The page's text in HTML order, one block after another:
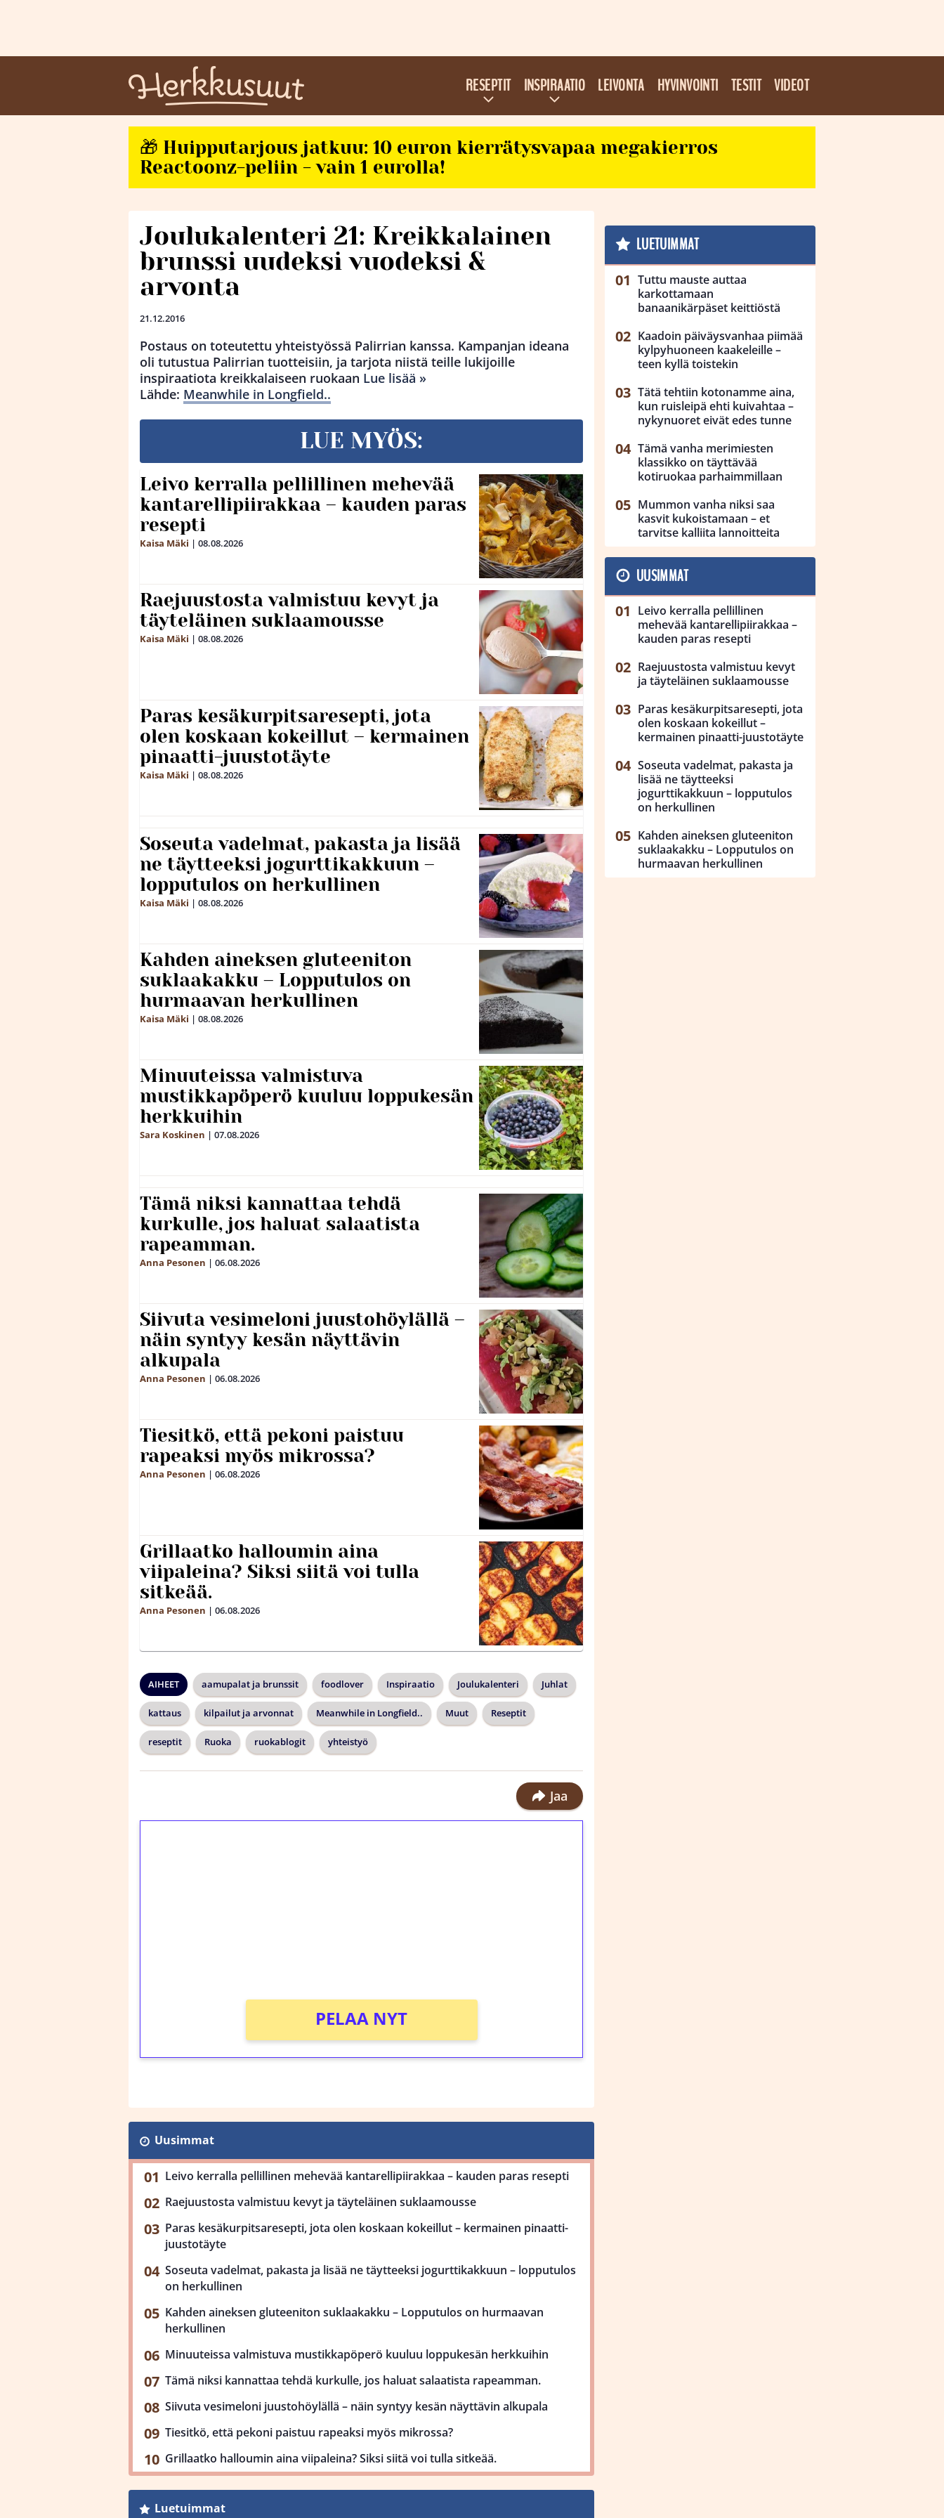
RESEPTIT INSPIRAATIO LEIVONTA HYVINVOINTI TESTIT VIDEOT
🎁 Huipputarjous jatkuu: 10 euron kierrätysvapaa megakierros
Reactoonz-peliin - vain 1 eurolla!
Joulukalenteri 21: Kreikkalainen
brunssi uudeksi vuodeksi &
arvonta
21.12.2016
Postaus on toteutettu yhteistyössä Palirrian kanssa. Kampanjan ideana
oli tutustua Palirrian tuotteisiin, ja tarjota niistä teille lukijoille
inspiraatiota kreikkalaiseen ruokaan Lue lisää »
Lähde: Meanwhile in Longfield..
LUE MYÖS:
Leivo kerralla pellillinen mehevää
kantarellipiirakkaa – kauden paras
resepti
Kaisa Mäki | 08.08.2026
Raejuustosta valmistuu kevyt ja
täyteläinen suklaamousse
Kaisa Mäki | 08.08.2026
Paras kesäkurpitsaresepti, jota
olen koskaan kokeillut – kermainen
pinaatti-juustotäyte
Kaisa Mäki | 08.08.2026
Soseuta vadelmat, pakasta ja lisää
ne täytteeksi jogurttikakkuun –
lopputulos on herkullinen
Kaisa Mäki | 08.08.2026
Kahden aineksen gluteeniton
suklaakakku – Lopputulos on
hurmaavan herkullinen
Kaisa Mäki | 08.08.2026
Minuuteissa valmistuva
mustikkapöperö kuuluu loppukesän
herkkuihin
Sara Koskinen | 07.08.2026
Tämä niksi kannattaa tehdä
kurkulle, jos haluat salaatista
rapeamman.
Anna Pesonen | 06.08.2026
Siivuta vesimeloni juustohöylällä –
näin syntyy kesän näyttävin
alkupala
Anna Pesonen | 06.08.2026
Tiesitkö, että pekoni paistuu
rapeaksi myös mikrossa?
Anna Pesonen | 06.08.2026
Grillaatko halloumin aina
viipaleina? Siksi siitä voi tulla
sitkeää.
Anna Pesonen | 06.08.2026
AIHEET aamupalat ja brunssit foodlover Inspiraatio Joulukalenteri Juhlat
kattaus kilpailut ja arvonnat Meanwhile in Longfield.. Muut Reseptit
reseptit Ruoka ruokablogit yhteistyö
Jaa
PELAA NYT
Uusimmat
Leivo kerralla pellillinen mehevää kantarellipiirakkaa – kauden paras resepti
Raejuustosta valmistuu kevyt ja täyteläinen suklaamousse
Paras kesäkurpitsaresepti, jota olen koskaan kokeillut – kermainen pinaatti-
juustotäyte
Soseuta vadelmat, pakasta ja lisää ne täytteeksi jogurttikakkuun – lopputulos
on herkullinen
Kahden aineksen gluteeniton suklaakakku – Lopputulos on hurmaavan
herkullinen
Minuuteissa valmistuva mustikkapöperö kuuluu loppukesän herkkuihin
Tämä niksi kannattaa tehdä kurkulle, jos haluat salaatista rapeamman.
Siivuta vesimeloni juustohöylällä – näin syntyy kesän näyttävin alkupala
Tiesitkö, että pekoni paistuu rapeaksi myös mikrossa?
Grillaatko halloumin aina viipaleina? Siksi siitä voi tulla sitkeää.
Luetuimmat
LUETUIMMAT
Tuttu mauste auttaa
karkottamaan
banaanikärpäset keittiöstä
Kaadoin päiväysvanhaa piimää
kylpyhuoneen kaakeleille –
teen kyllä toistekin
Tätä tehtiin kotonamme aina,
kun ruisleipä ehti kuivahtaa –
nykynuoret eivät edes tunne
Tämä vanha merimiesten
klassikko on täyttävää
kotiruokaa parhaimmillaan
Mummon vanha niksi saa
kasvit kukoistamaan – et
tarvitse kalliita lannoitteita
UUSIMMAT
Leivo kerralla pellillinen
mehevää kantarellipiirakkaa –
kauden paras resepti
Raejuustosta valmistuu kevyt
ja täyteläinen suklaamousse
Paras kesäkurpitsaresepti, jota
olen koskaan kokeillut –
kermainen pinaatti-juustotäyte
Soseuta vadelmat, pakasta ja
lisää ne täytteeksi
jogurttikakkuun – lopputulos
on herkullinen
Kahden aineksen gluteeniton
suklaakakku – Lopputulos on
hurmaavan herkullinen